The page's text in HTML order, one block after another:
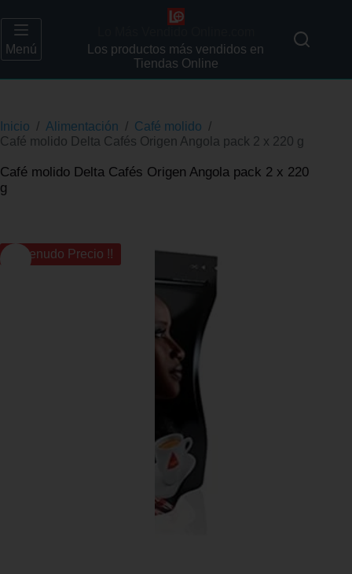
Menú
Los productos más vendidos en
Tiendas Online
Inicio / Alimentación / Café molido /
Café molido Delta Cafés Origen Angola pack 2 x 220 g
Café molido Delta Cafés Origen Angola pack 2 x 220
g
¡¡ Menudo Precio !!